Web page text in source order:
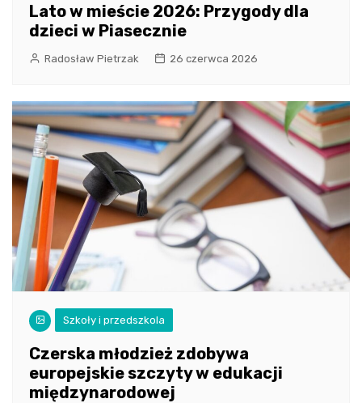
Lato w mieście 2026: Przygody dla
dzieci w Piasecznie
Radosław Pietrzak 26 czerwca 2026
Szkoły i przedszkola
Czerska młodzież zdobywa
europejskie szczyty w edukacji
międzynarodowej